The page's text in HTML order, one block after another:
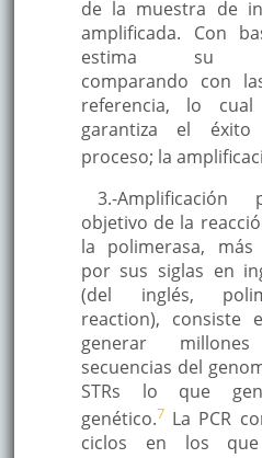
de la muestra de
amplificada. Con
estima su
comparando con
referencia, lo cual
garantiza el
proceso; la
3.-
objetivo de la
la polimerasa,
por sus siglas en
(del inglés,
reaction), consiste
generar
secuencias del
STRs lo que
genético.7La PCR
ciclos en los